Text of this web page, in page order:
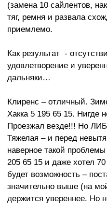
(замена 10 сайлентов,
тяг, ремня и развала
приемлемо.
Как результат -
удовлетворение и
дальняки…
Клиренс – отличный.
Хакка 5 195 65 15. Нигде
Проезжал везде!!! Но
Тяжелая – и перед
наверное такой
205 65 15 и даже хотел
будет возможность –
значительно выше (на
держится увереннее. Но